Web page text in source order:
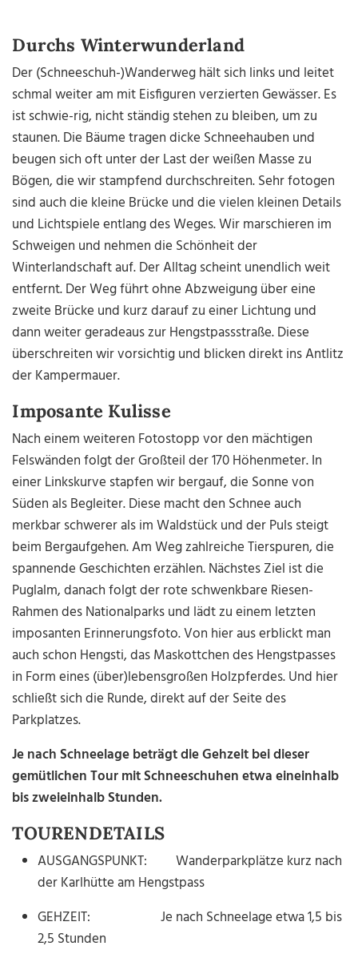
Durchs Winterwunderland
Der (Schneeschuh-)Wanderweg hält sich links und leitet
schmal weiter am mit Eisfiguren verzierten Gewässer. Es
ist schwie-rig, nicht ständig stehen zu bleiben, um zu
staunen. Die Bäume tragen dicke Schneehauben und
beugen sich oft unter der Last der weißen Masse zu
Bögen, die wir stampfend durchschreiten. Sehr fotogen
sind auch die kleine Brücke und die vielen kleinen Details
und Lichtspiele entlang des Weges. Wir marschieren im
Schweigen und nehmen die Schönheit der
Winterlandschaft auf. Der Alltag scheint unendlich weit
entfernt. Der Weg führt ohne Abzweigung über eine
zweite Brücke und kurz darauf zu einer Lichtung und
dann weiter geradeaus zur Hengstpassstraße. Diese
überschreiten wir vorsichtig und blicken direkt ins Antlitz
der Kampermauer.
Imposante Kulisse
Nach einem weiteren Fotostopp vor den mächtigen
Felswänden folgt der Großteil der 170 Höhenmeter. In
einer Linkskurve stapfen wir bergauf, die Sonne von
Süden als Begleiter. Diese macht den Schnee auch
merkbar schwerer als im Waldstück und der Puls steigt
beim Bergaufgehen. Am Weg zahlreiche Tierspuren, die
spannende Geschichten erzählen. Nächstes Ziel ist die
Puglalm, danach folgt der rote schwenkbare Riesen-
Rahmen des Nationalparks und lädt zu einem letzten
imposanten Erinnerungsfoto. Von hier aus erblickt man
auch schon Hengsti, das Maskottchen des Hengstpasses
in Form eines (über)lebensgroßen Holzpferdes. Und hier
schließt sich die Runde, direkt auf der Seite des
Parkplatzes.
Je nach Schneelage beträgt die Gehzeit bei dieser
gemütlichen Tour mit Schneeschuhen etwa eineinhalb
bis zweieinhalb Stunden.
TOURENDETAILS
AUSGANGSPUNKT: Wanderparkplätze kurz nach
der Karlhütte am Hengstpass
GEHZEIT: Je nach Schneelage etwa 1,5 bis
2,5 Stunden